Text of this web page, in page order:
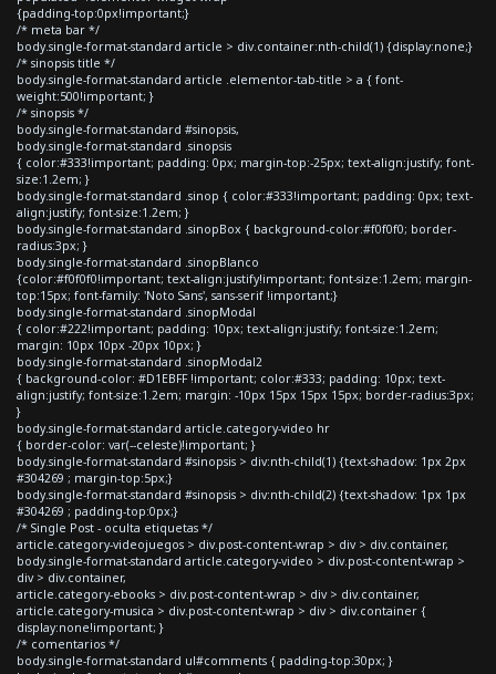
{padding-top:0px!important;}
/* meta bar */
body.single-format-standard article > div.container:nth-child(1) {display:none;}
/* sinopsis title */
body.single-format-standard article .elementor-tab-title > a { font-
weight:500!important; }
/* sinopsis */
body.single-format-standard #sinopsis,
body.single-format-standard .sinopsis
{ color:#333!important; padding: 0px; margin-top:-25px; text-align:justify; font-
size:1.2em; }
body.single-format-standard .sinop { color:#333!important; padding: 0px; text-
align:justify; font-size:1.2em; }
body.single-format-standard .sinopBox { background-color:#f0f0f0; border-
radius:3px; }
body.single-format-standard .sinopBlanco
{color:#f0f0f0!important; text-align:justify!important; font-size:1.2em; margin-
top:15px; font-family: 'Noto Sans', sans-serif !important;}
body.single-format-standard .sinopModal
{ color:#222!important; padding: 10px; text-align:justify; font-size:1.2em;
margin: 10px 10px -20px 10px; }
body.single-format-standard .sinopModal2
{ background-color: #D1EBFF !important; color:#333; padding: 10px; text-
align:justify; font-size:1.2em; margin: -10px 15px 15px 15px; border-radius:3px;
}
body.single-format-standard article.category-video hr
{ border-color: var(--celeste)!important; }
body.single-format-standard #sinopsis > div:nth-child(1) {text-shadow: 1px 2px
#304269 ; margin-top:5px;}
body.single-format-standard #sinopsis > div:nth-child(2) {text-shadow: 1px 1px
#304269 ; padding-top:0px;}
/* Single Post - oculta etiquetas */
article.category-videojuegos > div.post-content-wrap > div > div.container,
body.single-format-standard article.category-video > div.post-content-wrap >
div > div.container,
article.category-ebooks > div.post-content-wrap > div > div.container,
article.category-musica > div.post-content-wrap > div > div.container {
display:none!important; }
/* comentarios */
body.single-format-standard ul#comments { padding-top:30px; }